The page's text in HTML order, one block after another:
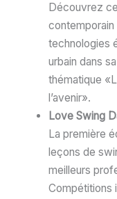
Découvrez
contemporain
technologies
urbain dans
thématique
l’avenir».
Love Swing
La première
leçons de
meilleurs
Compétitions